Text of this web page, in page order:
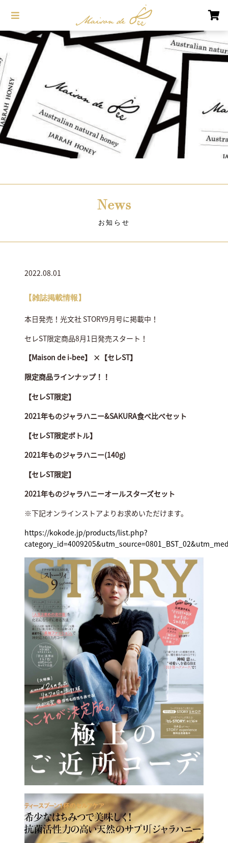
News
お知らせ
2022.08.01
【雑誌掲載情報】
本日発売！光文社 STORY9月号に掲載中！
セレST限定商品8月1日発売スタート！
【Maison de i-bee】 ×【セレST】
限定商品ラインナップ！！
【セレST限定】
2021年ものジャラハニー&SAKURA食べ比べセット
【セレST限定ボトル】
2021年ものジャラハニー(140g)
【セレST限定】
2021年ものジャラハニーオールスターズセット
※下記オンラインストアよりお求めいただけます。
https://kokode.jp/products/list.php?